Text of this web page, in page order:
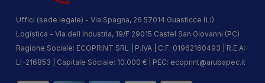
Uffici (sede legale) - Via Spagna, 26 57014 Guasticce (LI)
Logistica - Via dell Industria, 19/F 29015 Castel San Giovanni (PC)
Ragione Sociale: ECOPRINT SRL | P.IVA | C.F. 01962160493 | R.E.A:
LI-216853 | Capitale Sociale: 10.000 € | PEC: ecoprint@arubapec.it